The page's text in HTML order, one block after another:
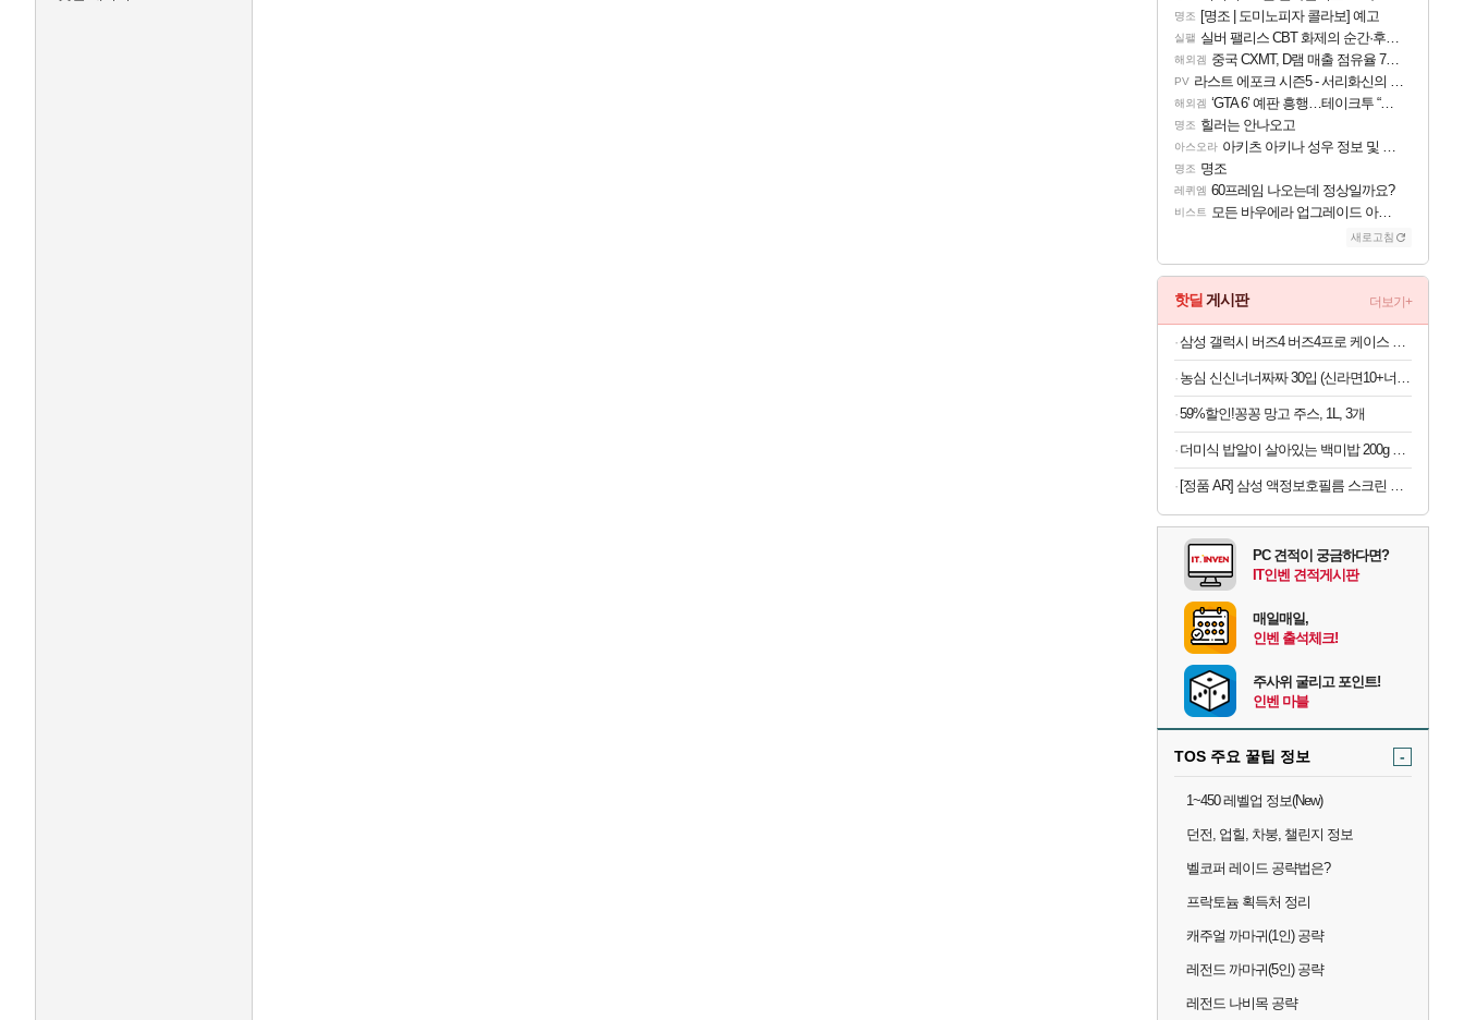
명조 [명조 | 도미노피자 콜라보] 예고
실팰 실버 팰리스 CBT 화제의 순간·후기 모음
해외겜 중국 CXMT, D램 매출 점유율 7%…글로벌 4위로 부상
PV 라스트 에포크 시즌5 - 서리화신의 분노 티저
해외겜 ‘GTA 6’ 예판 흥행…테이크투 “내부 예상 크게 넘어”
명조 힐러는 안나오고
아스오라 아키츠 아키나 성우 정보 및 주요 필모
명조 명조
레퀴엠 60프레임 나오는데 정상일까요?
비스트 모든 바우에라 업그레이드 아이템 획득 위치 공략 (89개)
새로고침
핫딜 게시판 더보기+
삼성 갤럭시 버즈4 버즈4프로 케이스 양은 냄비 커버
농심 신신너너짜짜 30입 (신라면10+너구리10+짜파게티10)
59%할인!꽁꽁 망고 주스, 1L, 3개
더미식 밥알이 살아있는 백미밥 200g 24개 외 잡곡밥류,덮밥소스7종 외
[정품 AR] 삼성 액정보호필름 스크린 프로텍터 갤럭시Z 폴드8 울트라, 2매입
PC 견적이 궁금하다면?
IT인벤 견적게시판
매일매일,
인벤 출석체크!
주사위 굴리고 포인트!
인벤 마블
TOS 주요 꿀팁 정보 -
1~450 레벨업 정보(New)
던전, 업힐, 차붕, 챌린지 정보
벨코퍼 레이드 공략법은?
프락토늄 획득처 정리
캐주얼 까마귀(1인) 공략
레전드 까마귀(5인) 공략
레전드 나비목 공략